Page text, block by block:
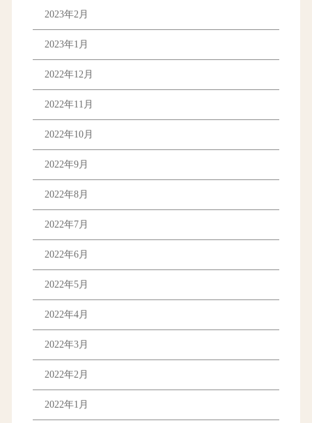
2023年2月
2023年1月
2022年12月
2022年11月
2022年10月
2022年9月
2022年8月
2022年7月
2022年6月
2022年5月
2022年4月
2022年3月
2022年2月
2022年1月